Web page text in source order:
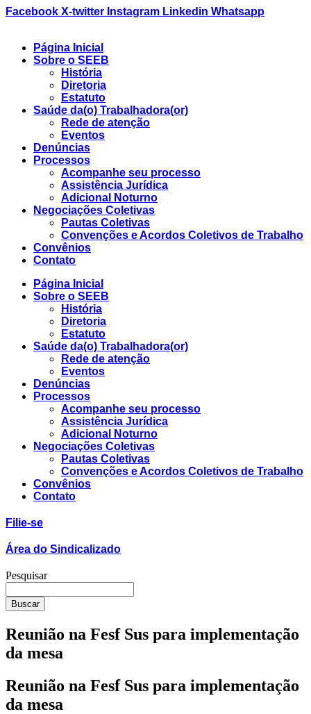
Ir
conteúdo
Facebook X-twitter Instagram Linkedin Whatsapp
Página Inicial
Sobre o SEEB
História
Diretoria
Estatuto
Saúde da(o) Trabalhadora(or)
Rede de atenção
Eventos
Denúncias
Processos
Acompanhe seu processo
Assistência Jurídica
Adicional Noturno
Negociações Coletivas
Pautas Coletivas
Convenções e Acordos Coletivos de Trabalho
Convênios
Contato
Página Inicial
Sobre o SEEB
História
Diretoria
Estatuto
Saúde da(o) Trabalhadora(or)
Rede de atenção
Eventos
Denúncias
Processos
Acompanhe seu processo
Assistência Jurídica
Adicional Noturno
Negociações Coletivas
Pautas Coletivas
Convenções e Acordos Coletivos de Trabalho
Convênios
Contato
Filie-se
Área do Sindicalizado
Pesquisar
Buscar
Reunião na Fesf Sus para implementação
da mesa
Reunião na Fesf Sus para implementação
da mesa